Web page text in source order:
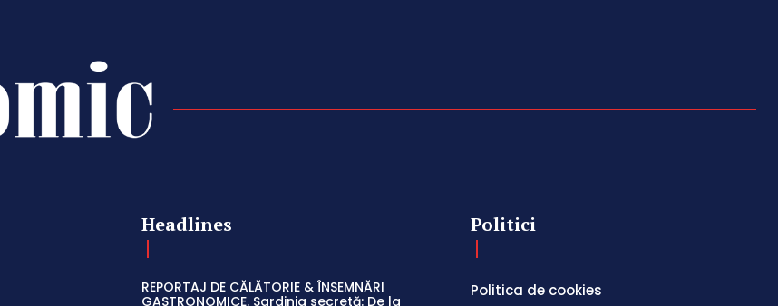
Headlines
REPORTAJ DE CĂLĂTORIE & ÎNSEMNĂRI
GASTRONOMICE. Sardinia secretă: De la
Politici
Politica de cookies